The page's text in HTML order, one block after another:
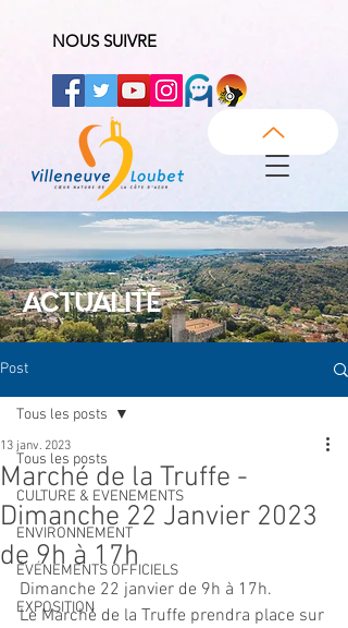
NOUS SUIVRE
ACTUALITÉ
Post
Tous les posts
CULTURE & EVENEMENTS
ENVIRONNEMENT
ÉVÉNEMENTS OFFICIELS
EXPOSITION
Tous les posts
Marché de la Truffe -
Dimanche 22 Janvier 2023
de 9h à 17h
13 janv. 2023
Dimanche 22 janvier de 9h à 17h.
Le Marché de la Truffe prendra place sur